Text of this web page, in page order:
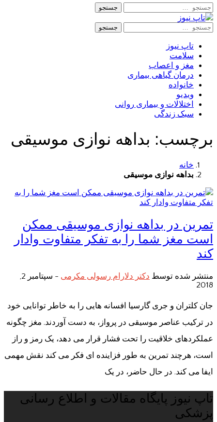
جستجو
جستجو
تاپ نیوز
سلامت
مغز و اعصاب
درمان گیاهی بیماری
خانواده
ویدیو
اختلالات و بیماری روانی
سبک زندگی
برچسب: بداهه نوازی موسیقی
خانه
بداهه نوازی موسیقی
تمرین در بداهه نوازی موسیقی ممکن
است مغز شما را به تفکر متفاوت وادار
کند
منتشر شده توسط دکتر دلارام رسولی مکرمی -
سپتامبر 2,
2018
جان کلتران و جری گارسیا افسانه هایی را به خاطر توانایی خود
در ترکیب عناصر موسیقی در پرواز، به دست آوردند. مغز چگونه
عملکردهای خلاقیت را تحت فشار قرار می دهد، یک رمز و راز
است، هرچند تمرین به طور فزاینده ای فکر می کند نقش مهمی
ایفا می کند. در حال حاضر، در یک
تاپ نیوز پایگاه مقالات و اطلاع رسانی
پزشکی